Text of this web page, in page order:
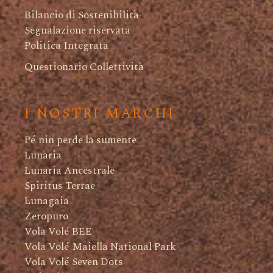
Bilancio di Sostenibilità
Segnalazione riservata
Politica Integrata
Questionario Collettività
I NOSTRI MARCHI
Pé nin perde la sumente
Lunaria
Lunaria Ancestrale
Spiritus Terrae
Lunagaia
Zeropuro
Vola Volé BEE
Vola Volé Maiella National Park
Vola Volé Seven Dots